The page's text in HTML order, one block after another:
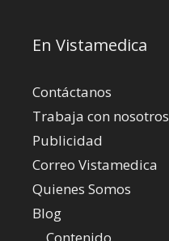
En Vistamedica
Contáctanos
Trabaja con nosotros
Publicidad
Correo Vistamedica
Quienes Somos
Blog
Contenido